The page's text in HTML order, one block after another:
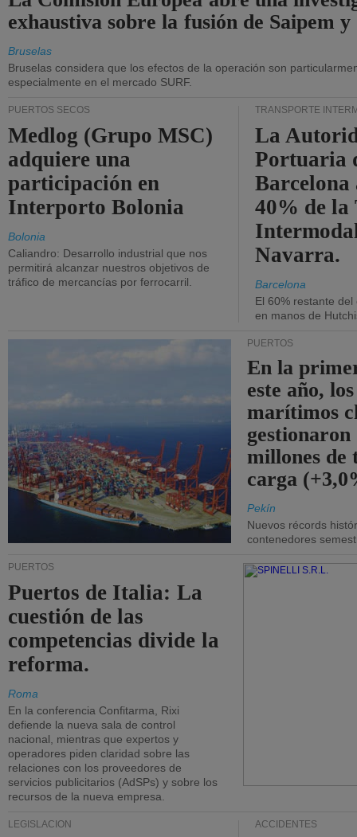
exhaustiva sobre la fusión de Saipem y
Bruselas
Bruselas considera que los efectos de la operación son
especialmente en el mercado SURF.
PUERTOS SECOS
Medlog (Grupo MSC)
adquiere una
participación en
Interporto Bolonia
Bolonia
Caliandro: Desarrollo industrial que nos
permitirá alcanzar nuestros objetivos de
tráfico de mercancías por ferrocarril.
TRANSPORTE
La
Portuaria
40% de la
Navarra.
Barcelona
El 60% restante
en manos de
PUERTOS
En la
este año,
marítimos
gestionaron
millones de
carga
Pekín
Nuevos récords
contenedores
PUERTOS
Puertos de Italia: La
cuestión de las
competencias divide la
reforma.
Roma
En la conferencia Confitarma, Rixi
defiende la nueva sala de control
nacional, mientras que expertos y
operadores piden claridad sobre las
relaciones con los proveedores de
servicios publicitarios (AdSPs) y sobre los
recursos de la nueva empresa.
LEGISLACIÓN ACCIDENTES